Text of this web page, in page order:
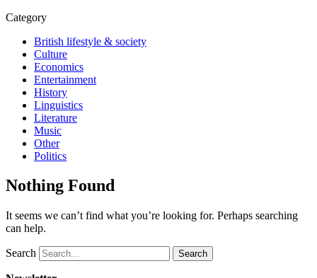
Category
British lifestyle & society
Culture
Economics
Entertainment
History
Linguistics
Literature
Music
Other
Politics
Nothing Found
It seems we can’t find what you’re looking for. Perhaps searching
can help.
Search